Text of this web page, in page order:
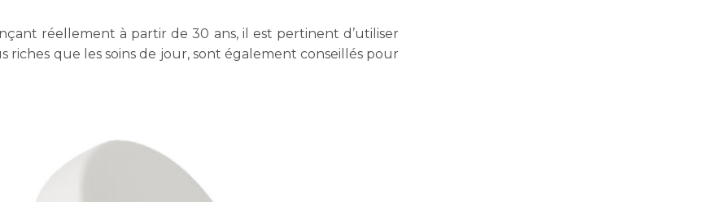
réellement à partir de 30 ans, il est pertinent d’utiliser
riches que les soins de jour, sont également conseillés pour